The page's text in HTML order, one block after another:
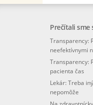
Prečítali sme
Transparency:
neefektívnymi
Transparency:
pacienta čas
Lekár: Treba
nepomôže